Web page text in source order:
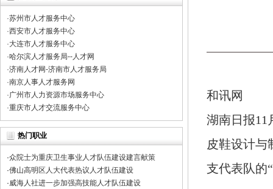
关于国职网性质、业务等所有问题的常见问题 [2022-04-08 00:00:00]
关于国职网所发证书的重要性 [2022-04-08 00:00:00]
国职网在中华工商时报的登报声明，请避免上当受骗 [2022-04-07
关于国职网证书有效期的公告 [2023-04-12 00:00:00]
关于国职网业务停止的公告 [2023-03-11 00:00:00]
·苏州市人才服务中心
·西安市人才服务中心
·大连市人才服务中心
·哈尔滨人才服务局--人才网
·济南人才网-济南市人才服务局
·南京人事人才服务网
·广州市人力资源市场服务中心
·重庆市人才交流服务中心
热门职业
·众院士为重庆卫生事业人才队伍建设建言献策
·佛山高明区人大代表热议人才队伍建设
·威海人社进一步加强高技能人才队伍建设
和讯网
湖南日报11
皮鞋设计与
支代表队的